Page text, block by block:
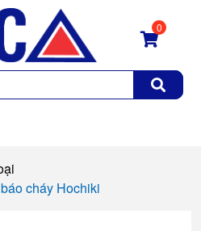
0
cháy Hochiki